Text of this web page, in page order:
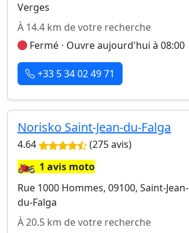
Verges
À 14.4 km de votre recherche
Fermé ⋅ Ouvre aujourd'hui à 08:00
+33 5 34 02 49 71
Norisko Saint-Jean-du-Falga
4.64 (275 avis)
🏍️1 avis moto
Rue 1000 Hommes, 09100, Saint-Jean-
du-Falga
À 20.5 km de votre recherche